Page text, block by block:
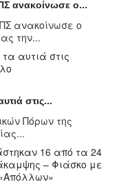
ανακοίνωσε ο...
ανακοίνωσε ο
την...
στις...
Πόρων της